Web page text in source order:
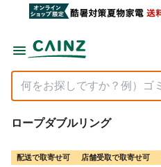
ロープダブルリング
配送で取寄せ可 店舗受取で取寄せ可